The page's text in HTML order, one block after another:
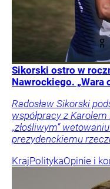
Sikorski ostro w
Nawrockiego. „Wara
Radosław Sikorski
współpracy z
„złośliwym”
prezydenckiemu
KrajPolitykaOpinie i